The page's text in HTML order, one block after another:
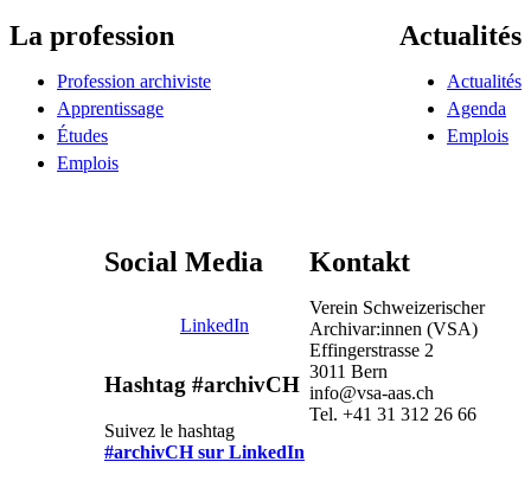
La profession
Profession archiviste
Apprentissage
Études
Emplois
Actualités
Actualités
Agenda
Emplois
Social Media
LinkedIn
Hashtag #archivCH
Suivez le hashtag
#archivCH sur LinkedIn
Kontakt
Verein Schweizerischer
Archivar:innen (VSA)
Effingerstrasse 2
3011 Bern
info@vsa-aas.ch
Tel. +41 31 312 26 66